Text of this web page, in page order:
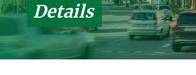
Details